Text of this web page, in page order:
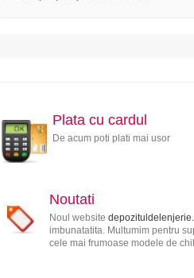
Plata cu cardul
De acum poti plati mai usor
Noutati
Noul website
imbunatatita. Multumim pentru
cele mai frumoase modele de